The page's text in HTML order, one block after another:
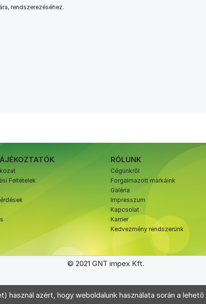
rendszerezéséhez.
Feltételek
RÓLUNK
Cégünkről
Forgalmazott márkáink
Galéria
Impresszum
Kapcsolat
Karrier
Kedvezmény rendszerünk
© 2021 GNT impex Kft.
használ azért, hogy weboldalunk használata során a